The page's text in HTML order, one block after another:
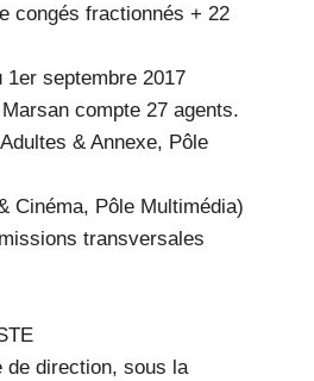
congés fractionnés + 22
1er septembre 2017
compte 27 agents.
& Annexe, Pôle
Cinéma, Pôle Multimédia)
transversales
de direction, sous la